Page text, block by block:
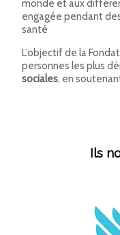
monde et aux
engagée pendant
santé
L’objectif de la
personnes les plus
sociales, en
Ils